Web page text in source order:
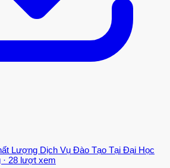
Lượng Dịch Vụ Đào Tạo Tại Đại Học
· 28 lượt xem